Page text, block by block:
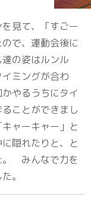
見て、「すごー
で、運動会後に
の姿はルンル
ミングが合わ
やるうちにタイ
ことができまし
ャーキャー」と
隠れたりと、と
。 みんなで力を
。